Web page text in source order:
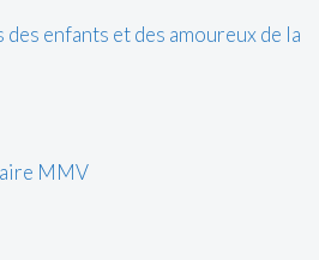
des enfants et des amoureux de la
MMV